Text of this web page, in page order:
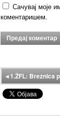
Сачувај моје
коментаришем.
◂1.ŽFL: Breznica